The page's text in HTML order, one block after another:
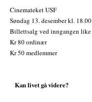
Cinemateket USF
Søndag 13. desember kl. 18.00
Billettsalg ved inngangen
Kr 80 ordinær
Kr 50 medlemmer
Kan livet gå videre?